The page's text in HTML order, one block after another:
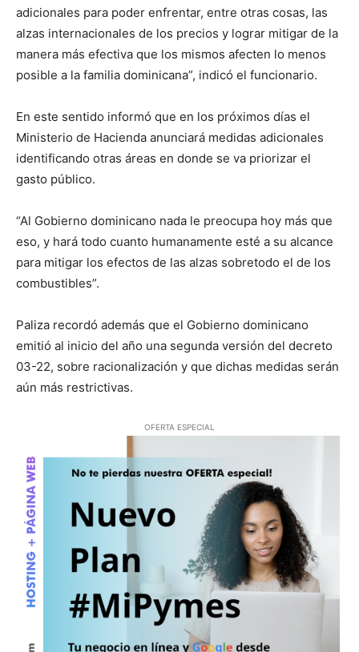
adicionales para poder enfrentar, entre otras cosas, las
alzas internacionales de los precios y lograr mitigar de la
manera más efectiva que los mismos afecten lo menos
posible a la familia dominicana”, indicó el funcionario.
En este sentido informó que en los próximos días el
Ministerio de Hacienda anunciará medidas adicionales
identificando otras áreas en donde se va priorizar el
gasto público.
“Al Gobierno dominicano nada le preocupa hoy más que
eso, y hará todo cuanto humanamente esté a su alcance
para mitigar los efectos de las alzas sobretodo el de los
combustibles”.
Paliza recordó además que el Gobierno dominicano
emitió al inicio del año una segunda versión del decreto
03-22, sobre racionalización y que dichas medidas serán
aún más restrictivas.
OFERTA ESPECIAL